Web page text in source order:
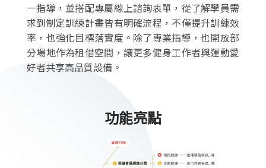
一指導，並搭配專屬線上諮詢表單，從了解學員需
求到制定訓練計畫皆有明確流程，不僅提升訓練效
率，也強化目標落實度。除了專業指導，也開放部
分場地作為租借空間，讓更多健身工作者與運動愛
好者共享高品質設備。
功能亮點